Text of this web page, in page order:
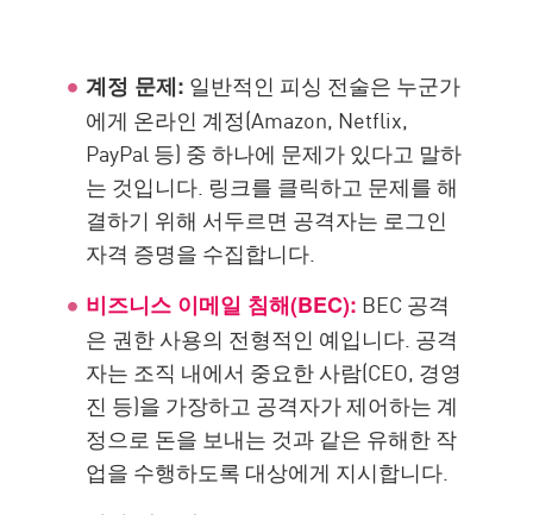
계정 문제: 일반적인 피싱 전술은 누군가
에게 온라인 계정(Amazon, Netflix,
PayPal 등) 중 하나에 문제가 있다고 말하
는 것입니다. 링크를 클릭하고 문제를 해
결하기 위해 서두르면 공격자는 로그인
자격 증명을 수집합니다.
비즈니스 이메일 침해(BEC): BEC 공격
은 권한 사용의 전형적인 예입니다. 공격
자는 조직 내에서 중요한 사람(CEO, 경영
진 등)을 가장하고 공격자가 제어하는 계
정으로 돈을 보내는 것과 같은 유해한 작
업을 수행하도록 대상에게 지시합니다.